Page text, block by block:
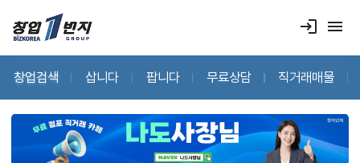
login menu
창업검색 삽니다 팝니다 무료상담 직거래매물